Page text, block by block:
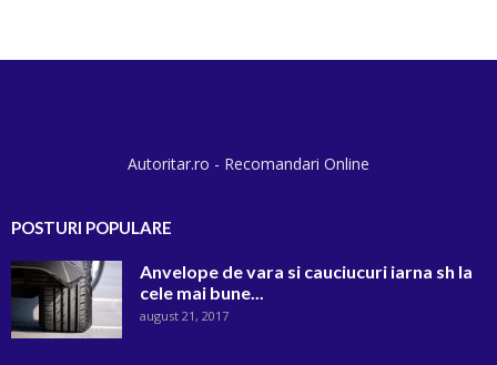
Autoritar.ro - Recomandari Online
POSTURI POPULARE
Anvelope de vara si cauciucuri iarna sh la
cele mai bune...
august 21, 2017